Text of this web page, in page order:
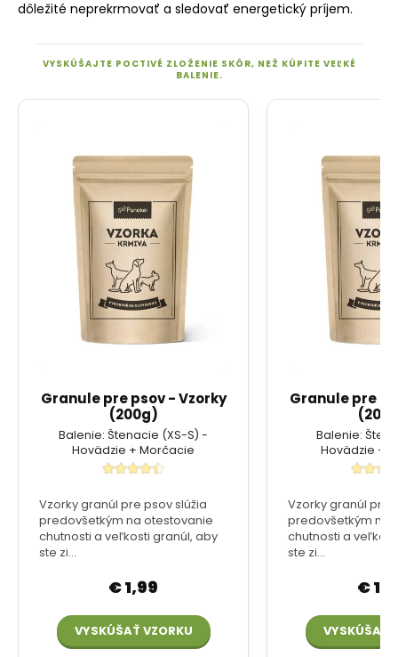
dôležité neprekrmovať a sledovať energetický príjem.